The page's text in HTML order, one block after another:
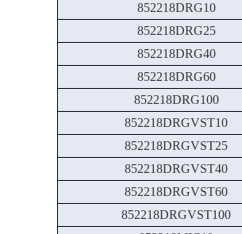
852218DRG10
852218DRG25
852218DRG40
852218DRG60
852218DRG100
852218DRGVST10
852218DRGVST25
852218DRGVST40
852218DRGVST60
852218DRGVST100